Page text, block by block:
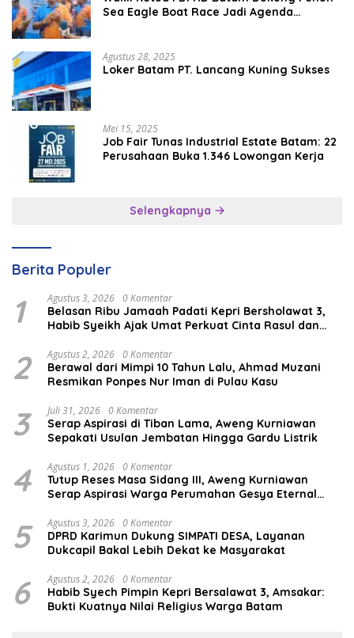
Sea Eagle Boat Race Jadi Agenda
Agustus 28, 2025
Loker Batam PT. Lancang Kuning Sukses
Mei 15, 2025
Job Fair Tunas Industrial Estate Batam: 22
Perusahaan Buka 1.346 Lowongan Kerja
Selengkapnya
Berita Populer
1 Agustus 3, 2026 0 Komentar
Belasan Ribu Jamaah Padati Kepri Bersholawat 3,
Habib Syeikh Ajak Umat Perkuat Cinta Rasul dan
2 Agustus 2, 2026 0 Komentar
Berawal dari Mimpi 10 Tahun Lalu, Ahmad Muzani
Resmikan Ponpes Nur Iman di Pulau Kasu
3 Juli 31, 2026 0 Komentar
Serap Aspirasi di Tiban Lama, Aweng Kurniawan
Sepakati Usulan Jembatan Hingga Gardu Listrik
4 Agustus 1, 2026 0 Komentar
Tutup Reses Masa Sidang III, Aweng Kurniawan
Serap Aspirasi Warga Perumahan Gesya Eternal
5 Agustus 3, 2026 0 Komentar
DPRD Karimun Dukung SIMPATI DESA, Layanan
Dukcapil Bakal Lebih Dekat ke Masyarakat
6 Agustus 2, 2026 0 Komentar
Habib Syech Pimpin Kepri Bersalawat 3, Amsakar:
Bukti Kuatnya Nilai Religius Warga Batam